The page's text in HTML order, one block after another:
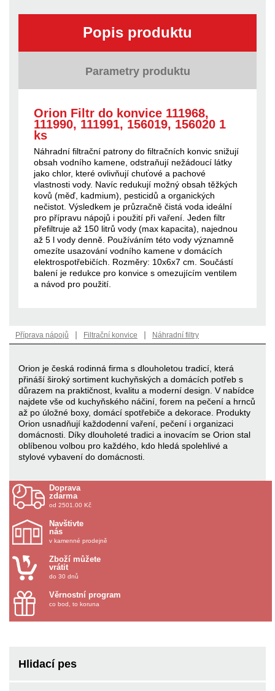
Popis produktu
Parametry produktu
Orion Filtr do konvice 111968,
111990, 111991, 156019, 156020 1
ks
Náhradní filtrační patrony do filtračních konvic snižují
obsah vodního kamene, odstraňují nežádoucí látky
jako chlor, které ovlivňují chuťové a pachové
vlastnosti vody. Navíc redukují možný obsah těžkých
kovů (měď, kadmium), pesticidů a organických
nečistot. Výsledkem je průzračně čistá voda ideální
pro přípravu nápojů i použití při vaření. Jeden filtr
přefiltruje až 150 litrů vody (max kapacita), najednou
až 5 l vody denně. Používáním této vody významně
omezíte usazování vodního kamene v domácích
elektrospotřebičích. Rozměry: 10x6x7 cm. Součástí
balení je redukce pro konvice s omezujícím ventilem
a návod pro použití.
Příprava nápojů | Filtrační konvice | Náhradní filtry
Orion je česká rodinná firma s dlouholetou tradicí, která
přináší široký sortiment kuchyňských a domácích potřeb s
důrazem na praktičnost, kvalitu a moderní design. V nabídce
najdete vše od kuchyňského náčiní, forem na pečení a hrnců
až po úložné boxy, domácí spotřebiče a dekorace. Produkty
Orion usnadňují každodenní vaření, pečení i organizaci
domácnosti. Díky dlouholeté tradici a inovacím se Orion stal
oblíbenou volbou pro každého, kdo hledá spolehlivé a
stylové vybavení do domácnosti.
Doprava
zdarma
od 2501.00 Kč
Navštivte
nás
v kamenné prodejně
Zboží můžete
vrátit
do 30 dnů
Věrnostní program
co bod, to koruna
Hlidací pes